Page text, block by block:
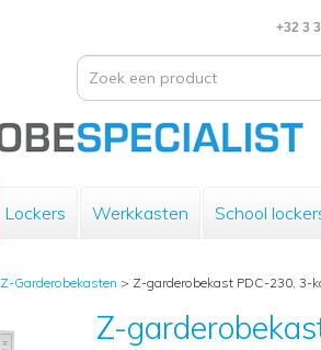
+32 3
Lockers Werkkasten School
Z-Garderobekasten > Z-garderobekast PDC-230, 3-
Z-